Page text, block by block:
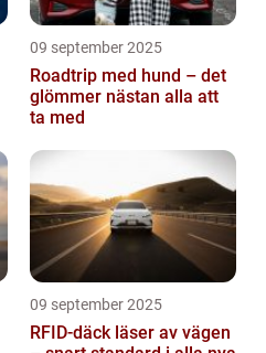
09 september 2025
Roadtrip med hund – det
glömmer nästan alla att
ta med
09 september 2025
RFID-däck läser av vägen